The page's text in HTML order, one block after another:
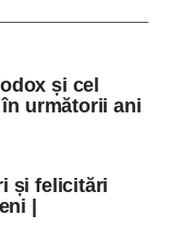
și cel
următorii ani
și felicitări
|